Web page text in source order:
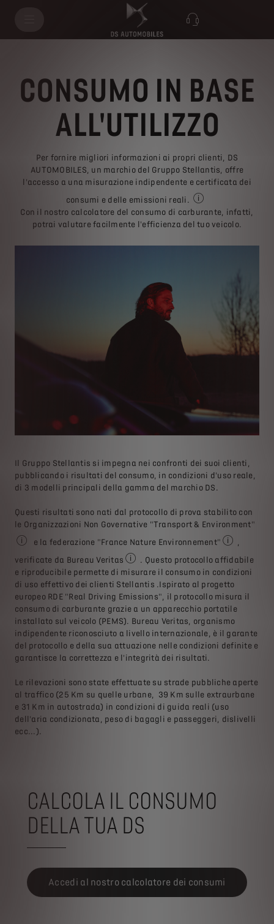
CONSUMO IN BASE
ALL'UTILIZZO
Per fornire migliori informazioni ai propri clienti, DS
AUTOMOBILES, un marchio del Gruppo Stellantis, offre
l'accesso a una misurazione indipendente e certificata dei
consumi e delle emissioni reali.
Emissioni di ossido
Con il nostro calcolatore del consumo di carburante, infatti,
potrai valutare facilmente l'efficienza del tuo veicolo.
Il Gruppo Stellantis si impegna nei confronti dei suoi clienti,
pubblicando i risultati del consumo, in condizioni d'uso reale,
di 3 modelli principali della gamma del marchio DS.
Questi risultati sono nati dal protocollo di prova stabilito con
le Organizzazioni Non Governative "Transport & Environment"
Associazione ambientalista europea, specializzata nello
e la federazione "France Nature Environnement"
verificate da Bureau Veritas
Ufficio di certificazione mondiale del
. Questo protocollo affidabile
e riproducibile permette di misurare il consumo in condizioni
di uso effettivo dei clienti Stellantis .Ispirato al progetto
europeo RDE "Real Driving Emissions", il protocollo misura il
consumo di carburante grazie a un apparecchio portatile
installato sul veicolo (PEMS). Bureau Veritas, organismo
indipendente riconosciuto a livello internazionale, è il garante
del protocollo e della sua attuazione nelle condizioni definite e
garantisce la correttezza e l'integrità dei risultati.
Le rilevazioni sono state effettuate su strade pubbliche aperte
al traffico (25 Km su quelle urbane, 39 Km sulle extraurbane
e 31 Km in autostrada) in condizioni di guida reali (uso
dell'aria condizionata, peso di bagagli e passeggeri, dislivelli
ecc...).
CALCOLA IL CONSUMO
DELLA TUA DS
Accedi al nostro calcolatore dei consumi